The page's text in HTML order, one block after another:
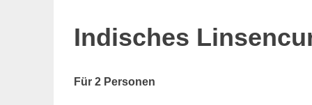
Indisches
Für 2 Personen